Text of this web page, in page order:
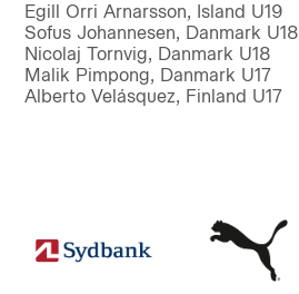
Egill Orri Arnarsson, Island U19
Sofus Johannesen, Danmark U18
Nicolaj Tornvig, Danmark U18
Malik Pimpong, Danmark U17
Alberto Velásquez, Finland U17